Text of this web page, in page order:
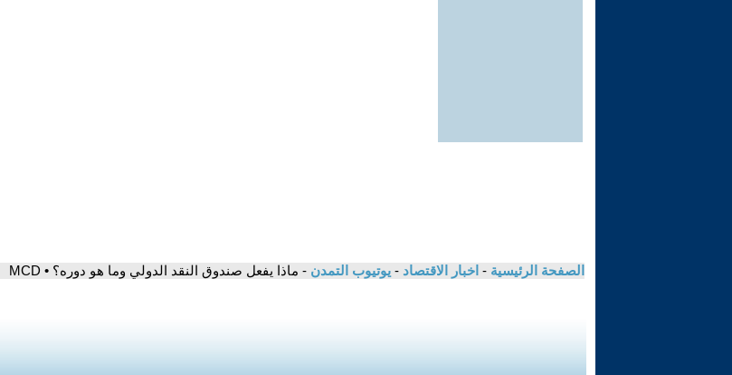
الصفحة الرئيسية - اخبار الاقتصاد - يوتيوب التمدن - ماذا يفعل صندوق النقد الدولي وما هو دوره؟ • MCD